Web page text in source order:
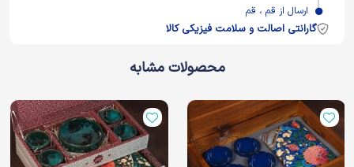
ارسال از قم ، قم
گارانتی اصالت و سلامت فیزیکی کالا
محصولات مشابه